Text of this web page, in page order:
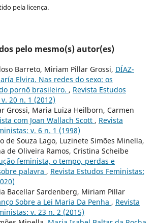
pela licença.
pelo mesmo(s) autor(es)
Barreto, Miriam Pillar Grossi, DÍAZ-
Elvira. Nas redes do sexo: os
pornô brasileiro. , Revista Estudos
20 n. 1 (2012)
Grossi, Maria Luiza Heilborn, Carmen
com Joan Wallach Scott , Revista
v. 6 n. 1 (1998)
de Souza Lago, Luzinete Simões Minella,
de Oliveira Ramos, Cristina Scheibe
feminista, o tempo, perdas e
palavra , Revista Estudos Feministas:
Bacellar Sardenberg, Miriam Pillar
Sobre a Lei Maria Da Penha , Revista
v. 23 n. 2 (2015)